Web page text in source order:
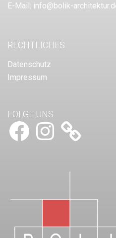
E-Mail: info@bolik-
RECHTLICHES
Datenschutz
Impressum
FOLGE UNS
FacebookInstagram